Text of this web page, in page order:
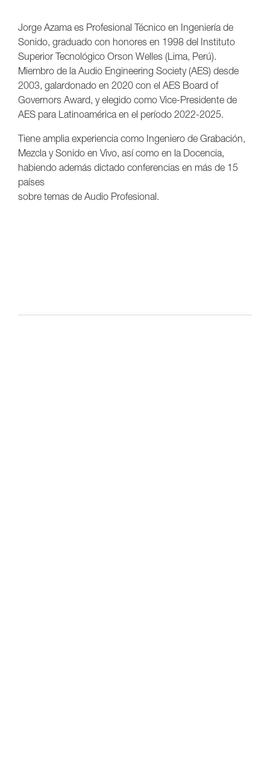
Jorge Azama es Profesional Técnico en Ingeniería de
Sonido, graduado con honores en 1998 del Instituto
Superior Tecnológico Orson Welles (Lima, Perú).
Miembro de la Audio Engineering Society (AES) desde
2003, galardonado en 2020 con el AES Board of
Governors Award, y elegido como Vice-Presidente de
AES para Latinoamérica en el período 2022-2025.
Tiene amplia experiencia como Ingeniero de Grabación,
Mezcla y Sonido en Vivo, así como en la Docencia,
habiendo además dictado conferencias en más de 15
países
sobre temas de Audio Profesional.